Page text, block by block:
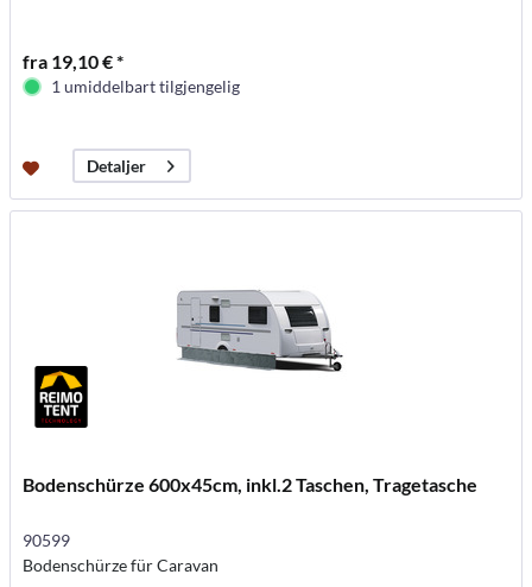
fra 19,10 € *
1 umiddelbart tilgjengelig
Detaljer
Bodenschürze 600x45cm, inkl.2 Taschen, Tragetasche
90599
Bodenschürze für Caravan